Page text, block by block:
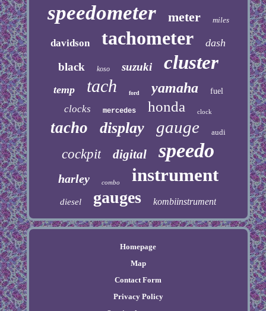
speedometer meter miles
davidson tachometer dash
black koso suzuki cluster
temp tach ford yamaha fuel
clocks mercedes honda clock
tacho display gauge audi
cockpit digital speedo
harley combo instrument
diesel gauges kombiinstrument
Homepage
Map
Contact Form
Privacy Policy